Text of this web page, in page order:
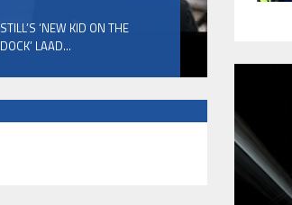
STILL’S ‘NEW KID ON THE
DOCK’ LAAD...